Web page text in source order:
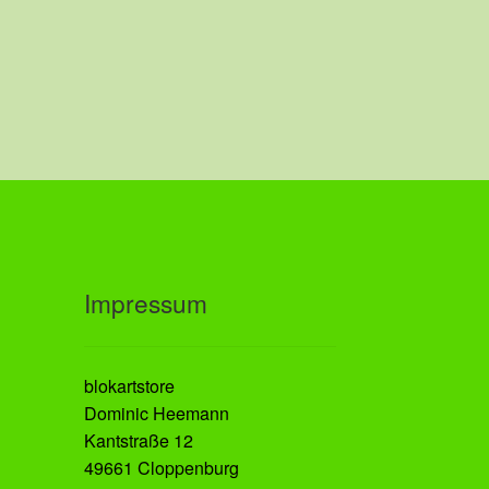
Impressum
blokartstore
Dominic Heemann
Kantstraße 12
49661 Cloppenburg